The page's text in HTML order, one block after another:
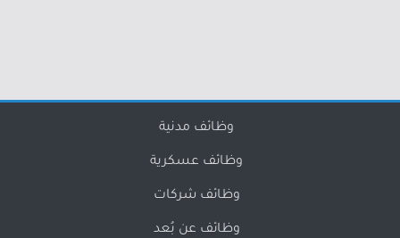
وظائف مدنية
وظائف عسكرية
وظائف شركات
وظائف عن بُعد